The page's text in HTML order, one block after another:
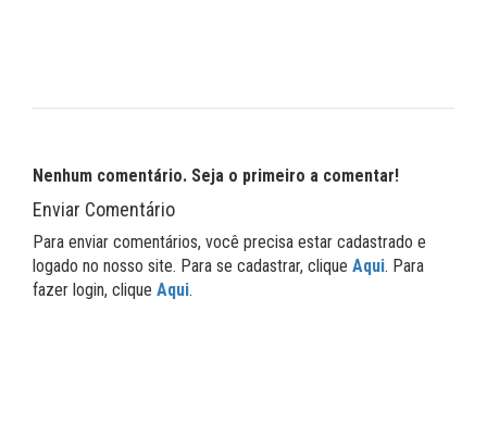
Nenhum comentário. Seja o primeiro a comentar!
Enviar Comentário
Para enviar comentários, você precisa estar cadastrado e
logado no nosso site. Para se cadastrar, clique Aqui. Para
fazer login, clique Aqui.